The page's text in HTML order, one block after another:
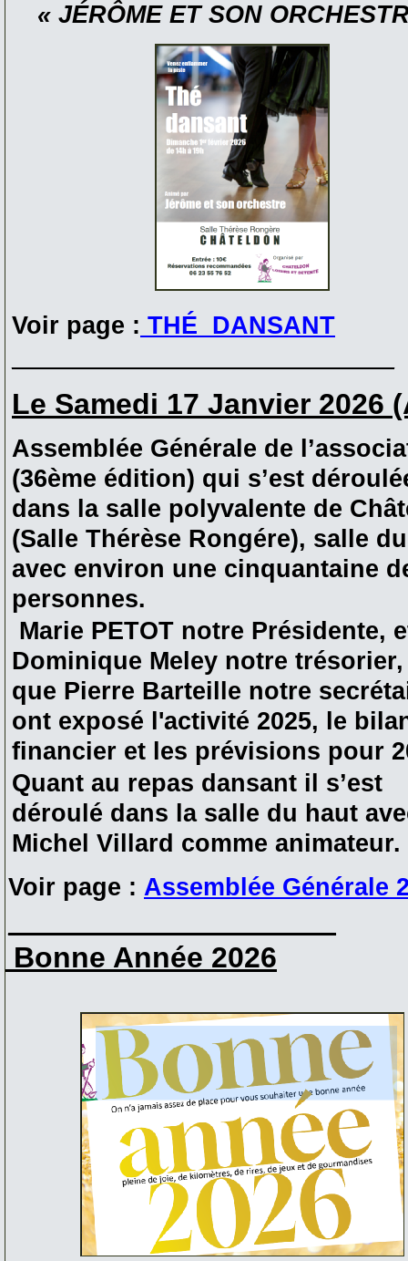
« JÉRÔME ET SON
Voir page : THÉ DANSANT
Le Samedi 17 Janvier 2026
Assemblée Générale de
(36ème édition) qui s’est
dans la salle polyvalente de
(Salle Thérèse Rongére), salle
avec environ une cinquantaine
personnes.
Marie PETOT notre Présidente,
Dominique Meley notre
que Pierre Barteille notre
ont exposé l'activité 2025, le
financier et les prévisions pour
Quant au repas dansant il s’est
déroulé dans la salle du haut
Michel Villard comme animateur.
Voir page : Assemblée Générale
Bonne Année 2026